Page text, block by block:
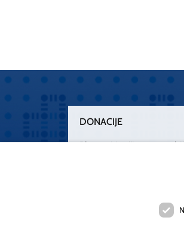
DONACIJE
Plemenitim činom
„Zarazimo“ se